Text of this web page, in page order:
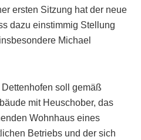
ersten Sitzung hat der neue
dazu einstimmig Stellung
Michael
soll gemäß
mit Heuschober, das
Wohnhaus eines
Betriebs und der sich